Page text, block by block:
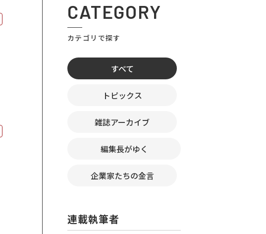
CATEGORY
カテゴリで探す
すべて
トピックス
雑誌アーカイブ
編集長がゆく
企業家たちの金言
連載執筆者